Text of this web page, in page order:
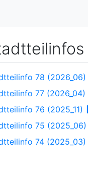
78 (2026_06)
77 (2026_04)
76 (2025_11)
75 (2025_06)
74 (2025_03)